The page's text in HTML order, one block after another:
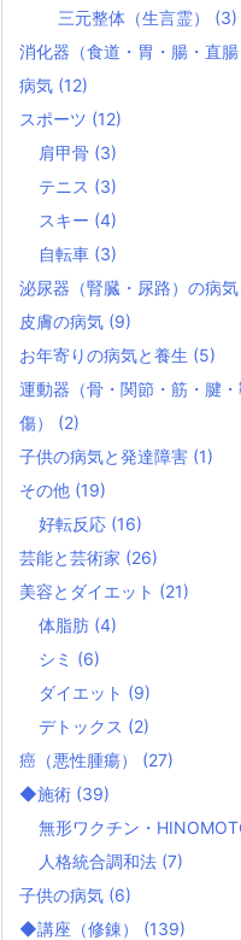
三元整体（生言霊） (3)
消化器（食道・胃・腸・直
病気 (12)
スポーツ (12)
肩甲骨 (3)
テニス (3)
スキー (4)
自転車 (3)
泌尿器（腎臓・尿路）の病
皮膚の病気 (9)
お年寄りの病気と養生 (5)
運動器（骨・関節・筋・腱
傷） (2)
子供の病気と発達障害 (1)
その他 (19)
好転反応 (16)
芸能と芸術家 (26)
美容とダイエット (21)
体脂肪 (4)
シミ (6)
ダイエット (9)
デトックス (2)
癌（悪性腫瘍） (27)
◆施術 (39)
無形ワクチン・
人格統合調和法 (7)
子供の病気 (6)
◆講座（修錬） (139)